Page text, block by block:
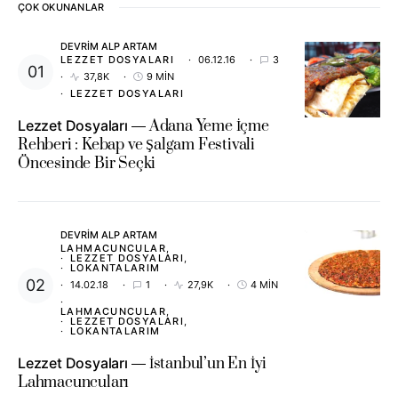
ÇOK OKUNANLAR
DEVRIM ALP ARTAM
LEZZET DOSYALARI
06.12.16
3
37,8K
9 MIN
LEZZET DOSYALARI
Lezzet Dosyaları
Adana Yeme İçme
Rehberi : Kebap ve Şalgam Festivali
Öncesinde Bir Seçki
DEVRIM ALP ARTAM
LAHMACUNCULAR
LEZZET DOSYALARI
LOKANTALARIM
14.02.18
1 27,9K 4 MIN
LAHMACUNCULAR
LEZZET DOSYALARI
LOKANTALARIM
Lezzet Dosyaları
İstanbul’un En İyi
Lahmacuncuları